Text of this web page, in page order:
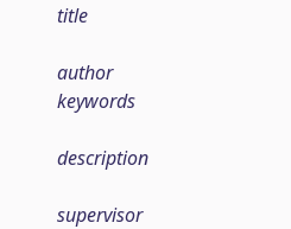
title
author
keywords
description
supervisor